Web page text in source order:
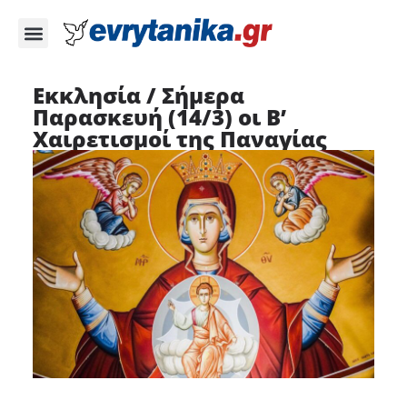
Εκκλησία / Σήμερα
Παρασκευή (14/3) οι Β’
Χαιρετισμοί της Παναγίας